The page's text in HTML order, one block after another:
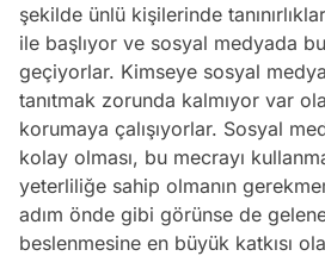
şekilde ünlü kişilerinde
ile başlıyor ve sosyal medyada
geçiyorlar. Kimseye sosyal
tanıtmak zorunda kalmıyor var
korumaya çalışıyorlar. Sosyal
kolay olması, bu mecrayı
yeterliliğe sahip olmanın
adım önde gibi görünse de
beslenmesine en büyük katkısı